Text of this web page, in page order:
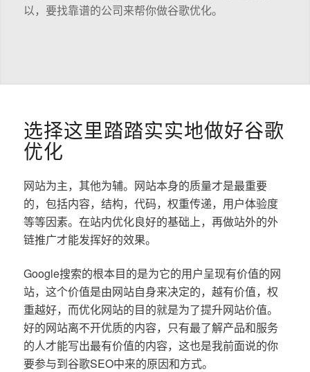
以，要找靠谱的公司来帮你做谷歌优化。
选择这里踏踏实实地做好谷歌
优化
网站为主，其他为辅。网站本身的质量才是最重要
的，包括内容，结构，代码，权重传递，用户体验度
等等因素。在站内优化良好的基础上，再做站外的外
链推广才能发挥好的效果。
Google搜索的根本目的是为它的用户呈现有价值的网
站，这个价值是由网站自身来决定的，越有价值，权
重越好，而优化网站的目的就是为了提升网站价值。
好的网站离不开优质的内容，只有最了解产品和服务
的人才能写出最有价值的内容，这也是我前面说的你
要参与到谷歌SEO中来的原因和方式。